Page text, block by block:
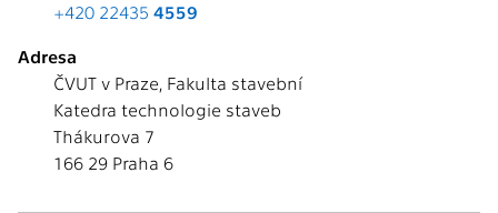
+420 22435 4559
Adresa
ČVUT v Praze, Fakulta stavební
Katedra technologie staveb
Thákurova 7
166 29 Praha 6